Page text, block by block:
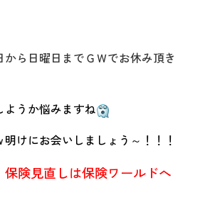
ら日曜日までＧＷでお休み頂き
ようか悩みますね
明けにお会いしましょう～！！！
険見直しは保険ワールドへ